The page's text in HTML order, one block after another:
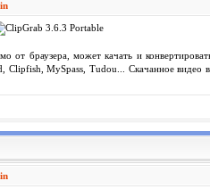
от браузера, может качать и
MySpass, Tudou... Скачанное видео